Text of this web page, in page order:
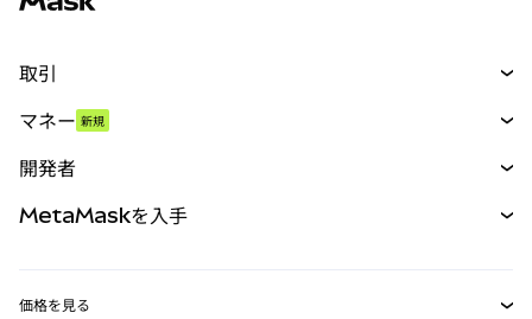
取引
パーペチュアル
RWA
マネー 新規
開発者
MetaMaskを入手
価格を見る